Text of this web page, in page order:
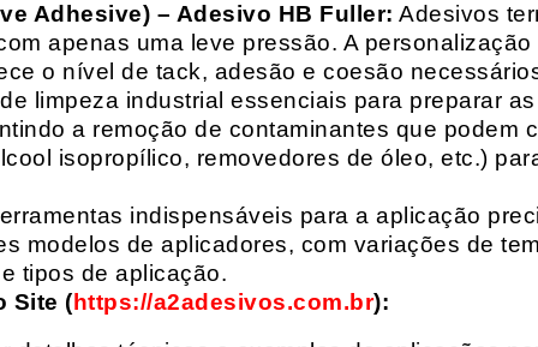
Adhesive) – Adesivo HB Fuller: Adesivos
apenas uma leve pressão. A
o nível de tack, adesão e coesão
limpeza industrial essenciais para preparar
a remoção de contaminantes que podem
isopropílico, removedores de óleo, etc.)
indispensáveis para a aplicação
modelos de aplicadores, com variações de
tipos de aplicação.
Site (https://a2adesivos.com.br):